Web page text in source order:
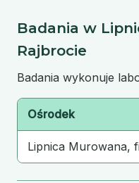
Badania w
Rajbrocie
Badania wykonuje
Ośrodek
Lipnica Murowana,